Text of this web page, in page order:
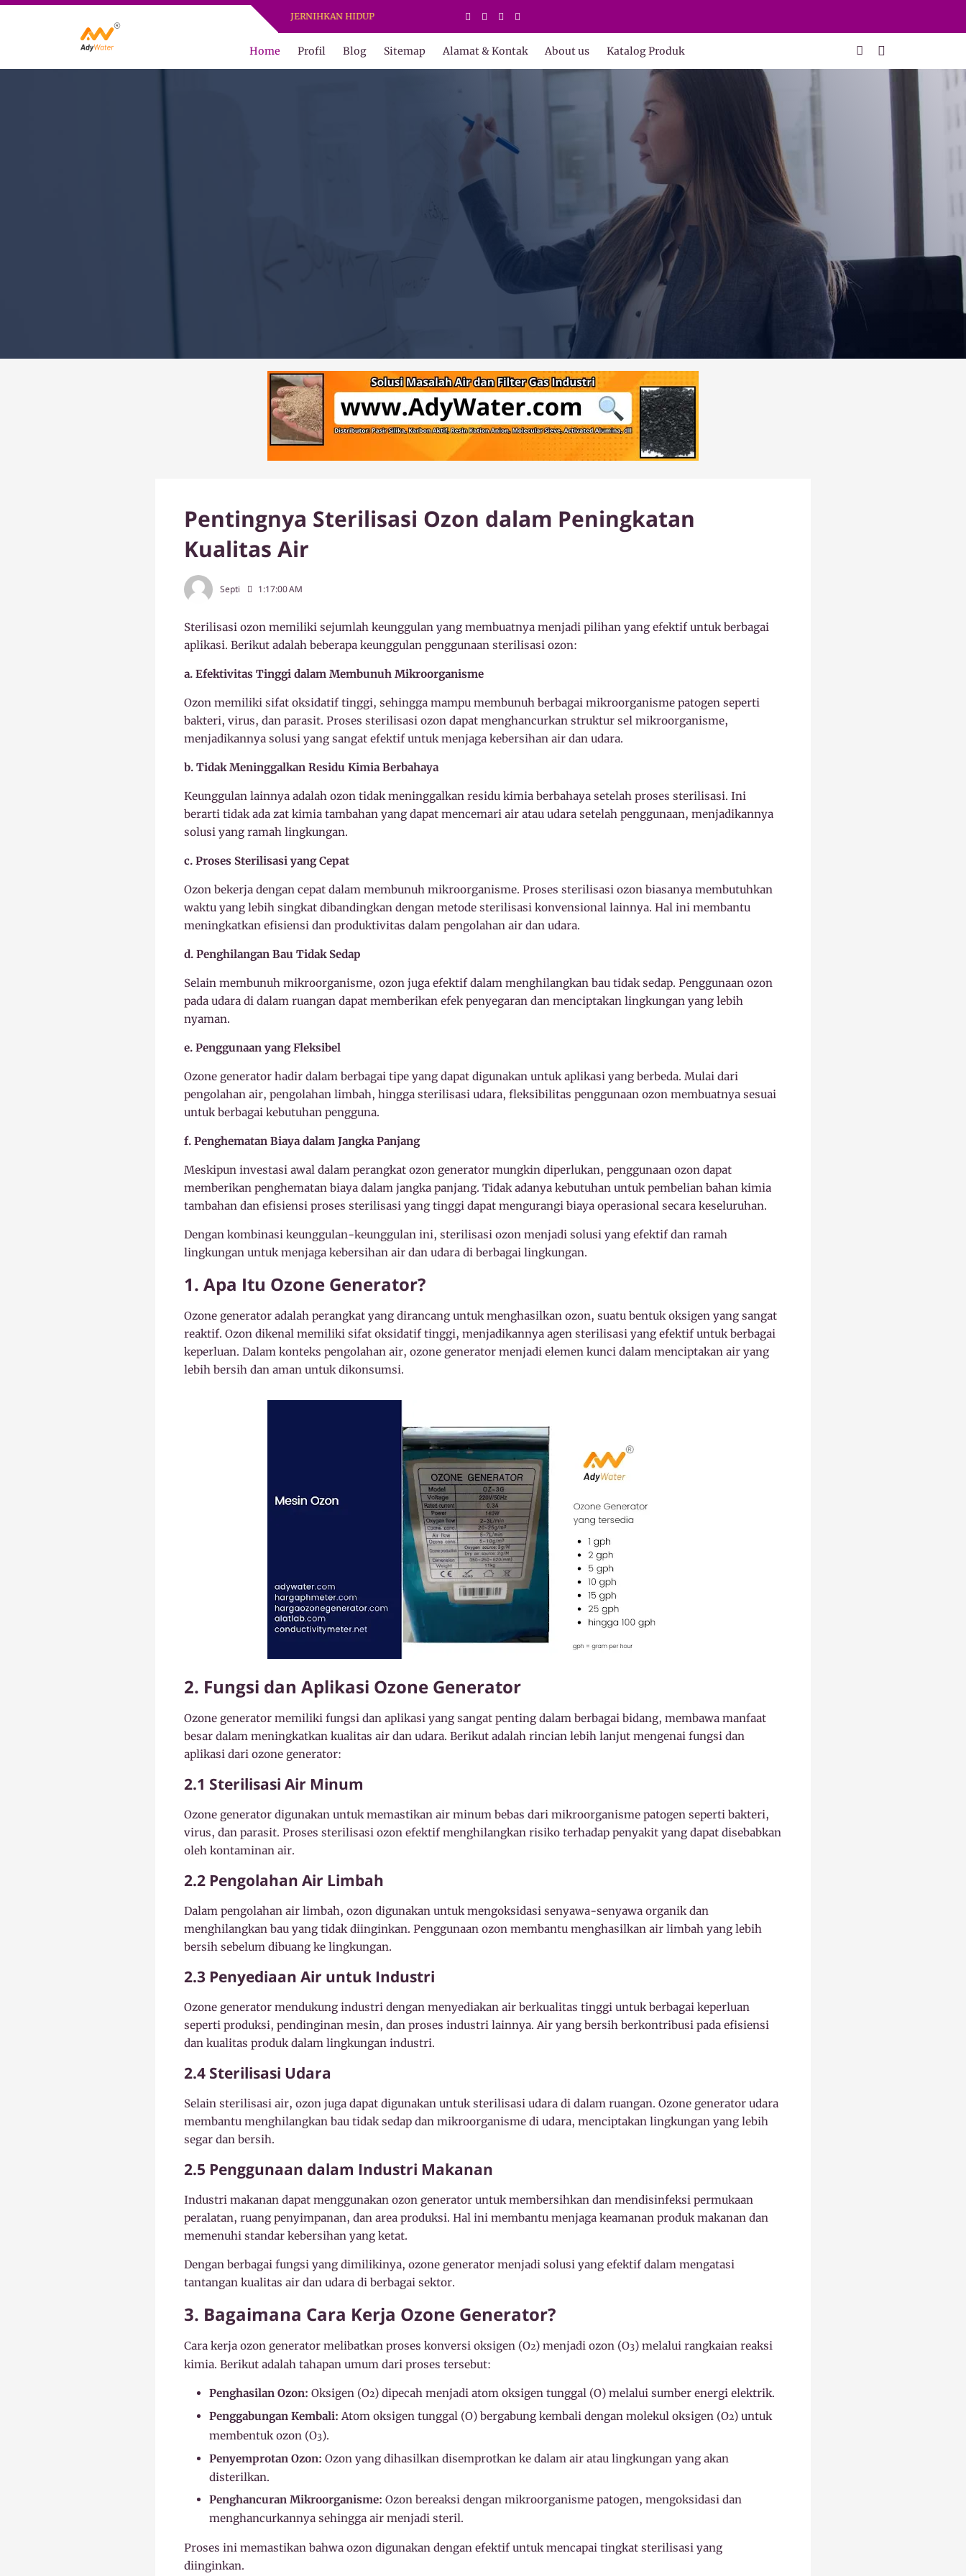
ADY WATER | JERNIHKAN HIDUP
Home Profil Blog Sitemap Alamat & Kontak About us Katalog Produk
Pentingnya Sterilisasi Ozon dalam Peningkatan
Kualitas Air
Septi 1:17:00 AM
Sterilisasi ozon memiliki sejumlah keunggulan yang membuatnya menjadi pilihan yang efektif untuk berbagai
aplikasi. Berikut adalah beberapa keunggulan penggunaan sterilisasi ozon:
a. Efektivitas Tinggi dalam Membunuh Mikroorganisme
Ozon memiliki sifat oksidatif tinggi, sehingga mampu membunuh berbagai mikroorganisme patogen seperti
bakteri, virus, dan parasit. Proses sterilisasi ozon dapat menghancurkan struktur sel mikroorganisme,
menjadikannya solusi yang sangat efektif untuk menjaga kebersihan air dan udara.
b. Tidak Meninggalkan Residu Kimia Berbahaya
Keunggulan lainnya adalah ozon tidak meninggalkan residu kimia berbahaya setelah proses sterilisasi. Ini
berarti tidak ada zat kimia tambahan yang dapat mencemari air atau udara setelah penggunaan, menjadikannya
solusi yang ramah lingkungan.
c. Proses Sterilisasi yang Cepat
Ozon bekerja dengan cepat dalam membunuh mikroorganisme. Proses sterilisasi ozon biasanya membutuhkan
waktu yang lebih singkat dibandingkan dengan metode sterilisasi konvensional lainnya. Hal ini membantu
meningkatkan efisiensi dan produktivitas dalam pengolahan air dan udara.
d. Penghilangan Bau Tidak Sedap
Selain membunuh mikroorganisme, ozon juga efektif dalam menghilangkan bau tidak sedap. Penggunaan ozon
pada udara di dalam ruangan dapat memberikan efek penyegaran dan menciptakan lingkungan yang lebih
nyaman.
e. Penggunaan yang Fleksibel
Ozone generator hadir dalam berbagai tipe yang dapat digunakan untuk aplikasi yang berbeda. Mulai dari
pengolahan air, pengolahan limbah, hingga sterilisasi udara, fleksibilitas penggunaan ozon membuatnya sesuai
untuk berbagai kebutuhan pengguna.
f. Penghematan Biaya dalam Jangka Panjang
Meskipun investasi awal dalam perangkat ozon generator mungkin diperlukan, penggunaan ozon dapat
memberikan penghematan biaya dalam jangka panjang. Tidak adanya kebutuhan untuk pembelian bahan kimia
tambahan dan efisiensi proses sterilisasi yang tinggi dapat mengurangi biaya operasional secara keseluruhan.
Dengan kombinasi keunggulan-keunggulan ini, sterilisasi ozon menjadi solusi yang efektif dan ramah
lingkungan untuk menjaga kebersihan air dan udara di berbagai lingkungan.
1. Apa Itu Ozone Generator?
Ozone generator adalah perangkat yang dirancang untuk menghasilkan ozon, suatu bentuk oksigen yang sangat
reaktif. Ozon dikenal memiliki sifat oksidatif tinggi, menjadikannya agen sterilisasi yang efektif untuk berbagai
keperluan. Dalam konteks pengolahan air, ozone generator menjadi elemen kunci dalam menciptakan air yang
lebih bersih dan aman untuk dikonsumsi.
2. Fungsi dan Aplikasi Ozone Generator
Ozone generator memiliki fungsi dan aplikasi yang sangat penting dalam berbagai bidang, membawa manfaat
besar dalam meningkatkan kualitas air dan udara. Berikut adalah rincian lebih lanjut mengenai fungsi dan
aplikasi dari ozone generator:
2.1 Sterilisasi Air Minum
Ozone generator digunakan untuk memastikan air minum bebas dari mikroorganisme patogen seperti bakteri,
virus, dan parasit. Proses sterilisasi ozon efektif menghilangkan risiko terhadap penyakit yang dapat disebabkan
oleh kontaminan air.
2.2 Pengolahan Air Limbah
Dalam pengolahan air limbah, ozon digunakan untuk mengoksidasi senyawa-senyawa organik dan
menghilangkan bau yang tidak diinginkan. Penggunaan ozon membantu menghasilkan air limbah yang lebih
bersih sebelum dibuang ke lingkungan.
2.3 Penyediaan Air untuk Industri
Ozone generator mendukung industri dengan menyediakan air berkualitas tinggi untuk berbagai keperluan
seperti produksi, pendinginan mesin, dan proses industri lainnya. Air yang bersih berkontribusi pada efisiensi
dan kualitas produk dalam lingkungan industri.
2.4 Sterilisasi Udara
Selain sterilisasi air, ozon juga dapat digunakan untuk sterilisasi udara di dalam ruangan. Ozone generator udara
membantu menghilangkan bau tidak sedap dan mikroorganisme di udara, menciptakan lingkungan yang lebih
segar dan bersih.
2.5 Penggunaan dalam Industri Makanan
Industri makanan dapat menggunakan ozon generator untuk membersihkan dan mendisinfeksi permukaan
peralatan, ruang penyimpanan, dan area produksi. Hal ini membantu menjaga keamanan produk makanan dan
memenuhi standar kebersihan yang ketat.
Dengan berbagai fungsi yang dimilikinya, ozone generator menjadi solusi yang efektif dalam mengatasi
tantangan kualitas air dan udara di berbagai sektor.
3. Bagaimana Cara Kerja Ozone Generator?
Cara kerja ozon generator melibatkan proses konversi oksigen (O2) menjadi ozon (O3) melalui rangkaian reaksi
kimia. Berikut adalah tahapan umum dari proses tersebut:
Penghasilan Ozon: Oksigen (O2) dipecah menjadi atom oksigen tunggal (O) melalui sumber energi elektrik.
Penggabungan Kembali: Atom oksigen tunggal (O) bergabung kembali dengan molekul oksigen (O2) untuk
membentuk ozon (O3).
Penyemprotan Ozon: Ozon yang dihasilkan disemprotkan ke dalam air atau lingkungan yang akan
disterilkan.
Penghancuran Mikroorganisme: Ozon bereaksi dengan mikroorganisme patogen, mengoksidasi dan
menghancurkannya sehingga air menjadi steril.
Proses ini memastikan bahwa ozon digunakan dengan efektif untuk mencapai tingkat sterilisasi yang
diinginkan.